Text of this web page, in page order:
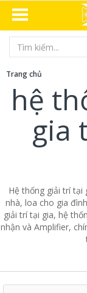
Trang chủ
hệ
gia
Hệ thống giải trí tại
nhà, loa cho gia
giải trí tại gia, hệ
nhận và Amplifier,